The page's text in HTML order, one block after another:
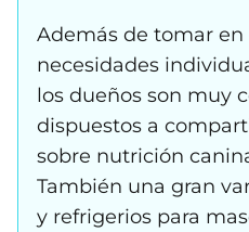
Además de tomar en
necesidades
los dueños son muy
dispuestos a
sobre nutrición
También una gran
y refrigerios para